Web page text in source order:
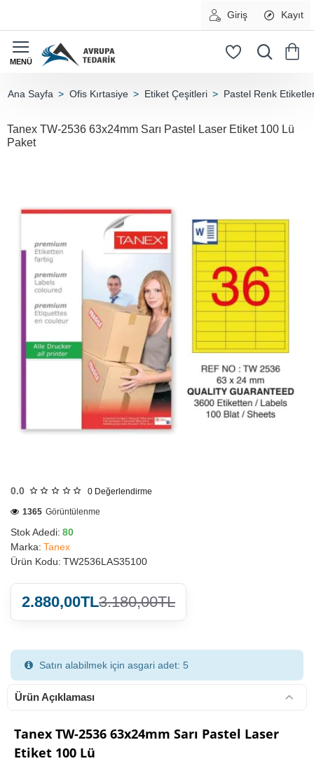
Giriş Kayıt
Ofis Kırtasiye Etiket Çeşitleri Pastel Renk
Tanex TW-2536 63x24mm Sarı Pastel Laser Etiket 100 Lü
Paket
900 TL Üzeri Kargo Ücretsiz
0.0 0 Değerlendirme
Stok Adedi: 80
Marka: Tanex
Ürün Kodu: TW2536LAS35100
1365 Görüntülenme
2.880,00TL3.180,00TL
Satın alabilmek için asgari adet: 5
Ürün Açıklaması
Tanex TW-2536 63x24mm Sarı Pastel Laser
Etiket 100 Lü